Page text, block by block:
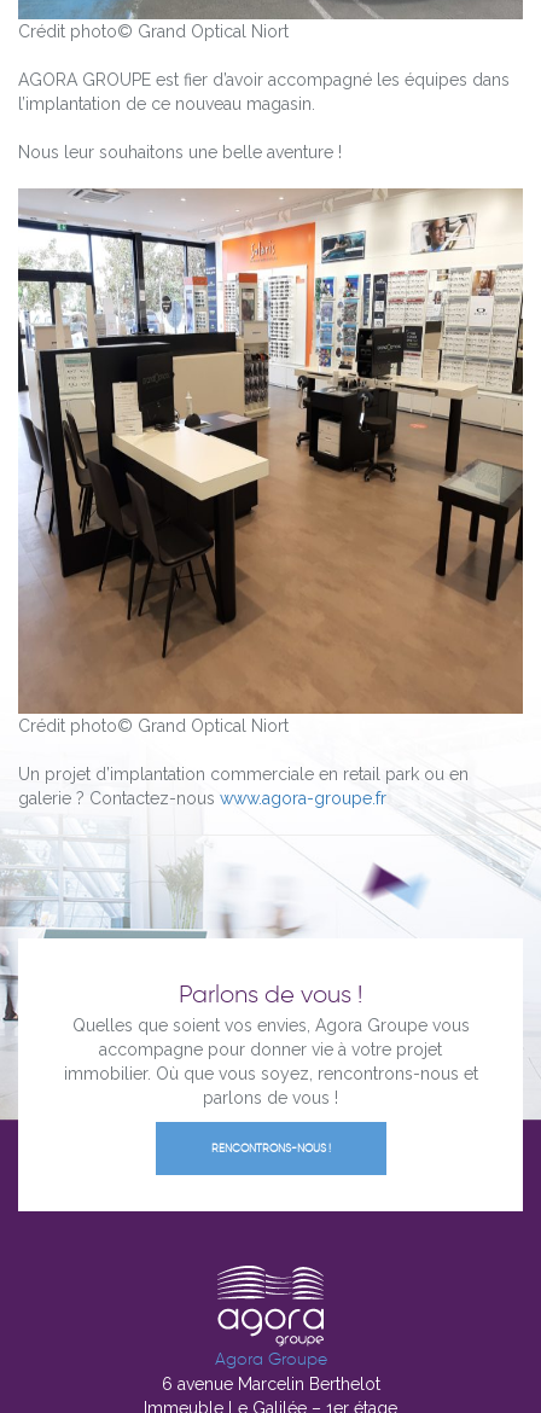
Crédit photo© Grand Optical Niort
AGORA GROUPE est fier d’avoir accompagné les équipes dans
l’implantation de ce nouveau magasin.
Nous leur souhaitons une belle aventure !
Crédit photo© Grand Optical Niort
Un projet d’implantation commerciale en retail park ou en
galerie ? Contactez-nous www.agora-groupe.fr
Parlons de vous !
Quelles que soient vos envies, Agora Groupe vous
accompagne pour donner vie à votre projet
immobilier. Où que vous soyez, rencontrons-nous et
parlons de vous !
RENCONTRONS-NOUS !
Agora Groupe
6 avenue Marcelin Berthelot
Immeuble Le Galilée – 1er étage